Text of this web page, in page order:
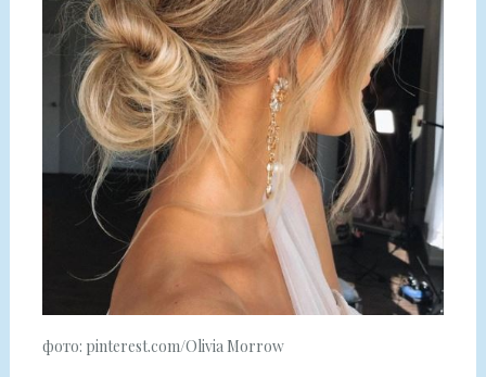
фото: pinterest.com/Olivia Morrow